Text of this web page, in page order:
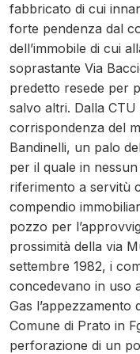
fabbricato di cui
forte pendenza dal
dell’immobile di cui
soprastante Via
predetto resede per
salvo altri. Dalla
corrispondenza del
Bandinelli, un palo
per il quale in
riferimento a servitù
compendio
pozzo per
prossimità della via
settembre 1982, i
concedevano in uso
Gas l’appezzamento
Comune di Prato in
perforazione di un